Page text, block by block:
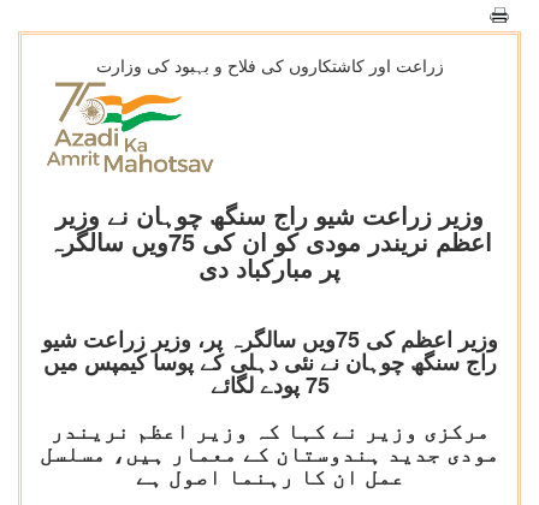
زراعت اور کاشتکاروں کی فلاح و بہبود کی وزارت
وزیر زراعت شیو راج سنگھ چوہان نے وزیر
اعظم نریندر مودی کو ان کی 75ویں سالگرہ
پر مبارکباد دی
وزیر اعظم کی 75ویں سالگرہ پر، وزیر زراعت شیو
راج سنگھ چوہان نے نئی دہلی کے پوسا کیمپس میں
75 پودے لگائے
مرکزی وزیر نے کہا کہ وزیر اعظم نریندر
مودی جدید ہندوستان کے معمار ہیں، مسلسل
عمل ان کا رہنما اصول ہے